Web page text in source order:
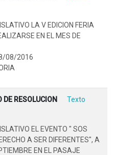
LA V EDICION FERIA
EN EL MES DE
08/2016
DE RESOLUCION
Texto
EL EVENTO " SOS
A SER DIFERENTES", A
EN EL PASAJE